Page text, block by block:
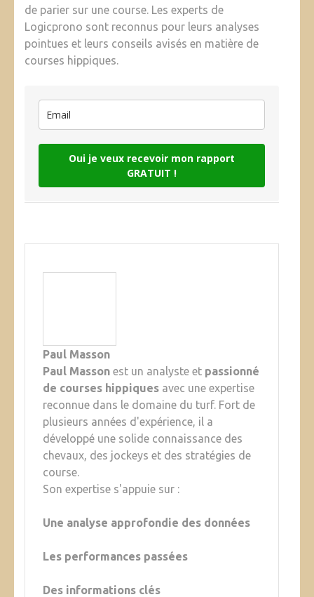
de parier sur une course. Les experts de
Logicprono sont reconnus pour leurs analyses
pointues et leurs conseils avisés en matière de
courses hippiques.
Oui je veux recevoir mon rapport
GRATUIT !
Paul Masson
Paul Masson est un analyste et passionné
de courses hippiques avec une expertise
reconnue dans le domaine du turf. Fort de
plusieurs années d'expérience, il a
développé une solide connaissance des
chevaux, des jockeys et des stratégies de
course.
Son expertise s'appuie sur :
Une analyse approfondie des données
Les performances passées
Des informations clés